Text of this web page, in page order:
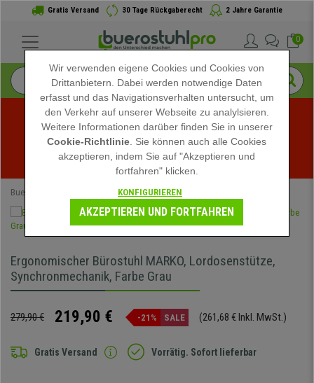
Gratis Versand 30 Tage Rückgaberecht 2 Jahre Garantie
0
Sommerschlussverkauf bei buerostuhlpro! Exklusive
Rabatte für kurze Zeit - Aktion ansehen -
Buerostuhlpro Schreibtischstühle
Ergonomischer Bürostuhl MARKO, Lordosenstütze,
Synchronmechanik, Farbe Grau
279,90 € 219,90 € -21% SALE (261,68 € Inkl. MwSt.)
Gratis Versand Vorrätig. Sofort lieferbar
Wir verwenden eigene Cookies und Cookies von
Drittanbietern. Dabei werden notwendige Daten
erfasst und das Navigationsverhalten untersucht, um
den Verkehr auf unserer Webseite zu analylsieren.
Weitere Informationen darüber finden Sie in unserer
Cookie-Richtlinie . Sie können auch alle Cookies
akzeptieren, indem Sie auf "Akzeptieren und
fortfahren" klicken.
KONFIGURIEREN
AKZEPTIEREN UND FORTFAHREN